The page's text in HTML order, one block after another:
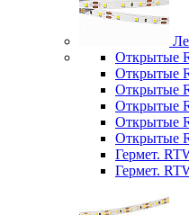
Открытые
Открытые
Открытые
Открытые
Открытые
Открытые
Гермет.
Гермет.